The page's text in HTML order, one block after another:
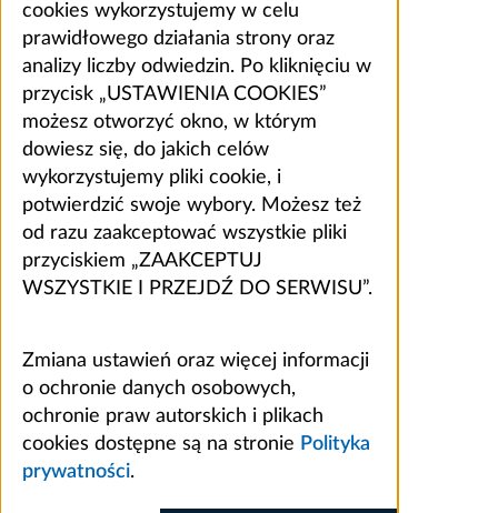
cookies wykorzystujemy w celu
prawidłowego działania strony oraz
analizy liczby odwiedzin. Po kliknięciu w
przycisk „USTAWIENIA COOKIES”
możesz otworzyć okno, w którym
dowiesz się, do jakich celów
wykorzystujemy pliki cookie, i
potwierdzić swoje wybory. Możesz też
od razu zaakceptować wszystkie pliki
przyciskiem „ZAAKCEPTUJ
WSZYSTKIE I PRZEJDŹ DO SERWISU”.
Zmiana ustawień oraz więcej informacji
o ochronie danych osobowych,
ochronie praw autorskich i plikach
cookies dostępne są na stronie Polityka
prywatności.